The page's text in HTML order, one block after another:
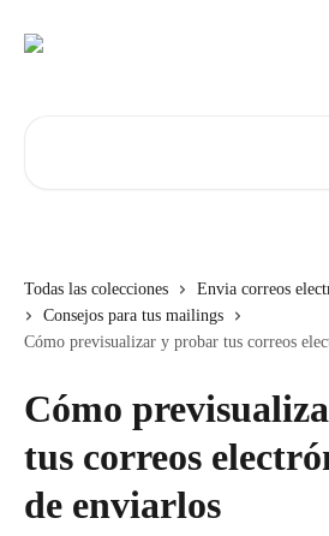
Todas las colecciones
Envia correos
Consejos para tus mailings
Cómo previsualizar y probar tus correos
Cómo
tus correos
de enviarlos